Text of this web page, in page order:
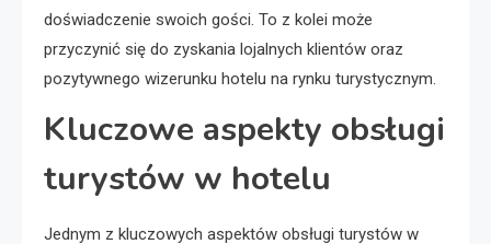
doświadczenie swoich gości. To z kolei może
przyczynić się do zyskania lojalnych klientów oraz
pozytywnego wizerunku hotelu na rynku turystycznym.
Kluczowe aspekty obsługi
turystów w hotelu
Jednym z kluczowych aspektów obsługi turystów w